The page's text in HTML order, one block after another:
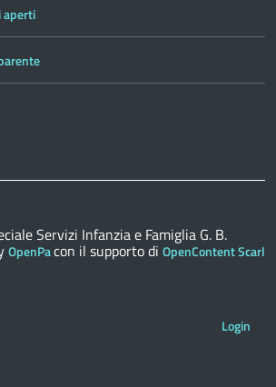
aperti
Servizi Infanzia e Famiglia G. B.
OpenPacon il supporto di OpenContent Scarl
Login